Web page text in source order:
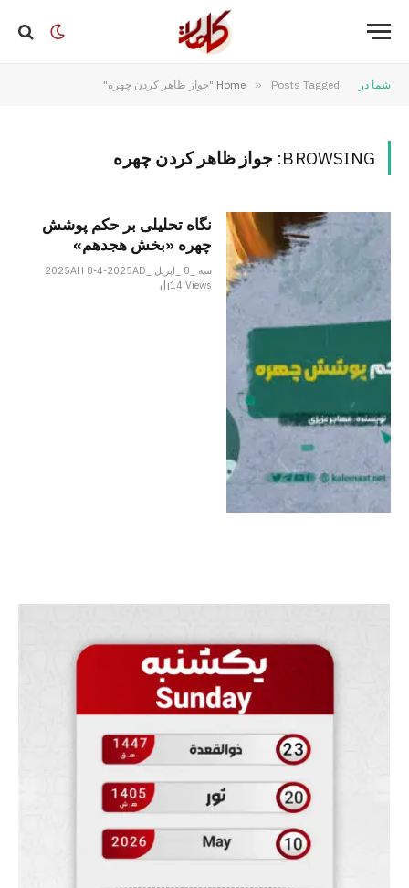
شما در Home » Posts Tagged "جواز ظاهر کردن چهره"
BROWSING: جواز ظاهر کردن چهره
نگاه تحلیلی بر حکم پوشش
چهره «بخش هجدهم»
سه _8 _اپریل _2025AH 8-4-2025AD
14Views